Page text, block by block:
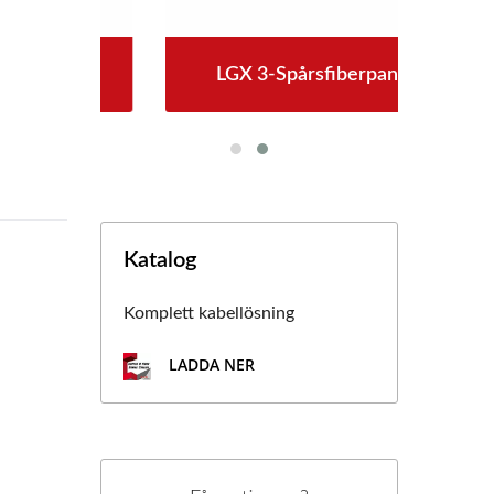
LGX 3-Spårsfiberpanel
Katalog
Komplett kabellösning
LADDA NER